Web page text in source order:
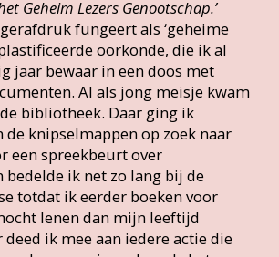
nog steeds veelvuldig.
trekken veel
eigen bibliotheek. Elke keer
geleend, kunnen ze een
hun spaarkaart. Met acht
vol en mogen ze een
of doorsparen voor een nog
een tweede spaarkaart. Het
onder deze
jaren gestegen. Het
of dit specifiek door de
(ook) door andere initiatieven
en de toenemende inzet
op scholen en in de voor- en